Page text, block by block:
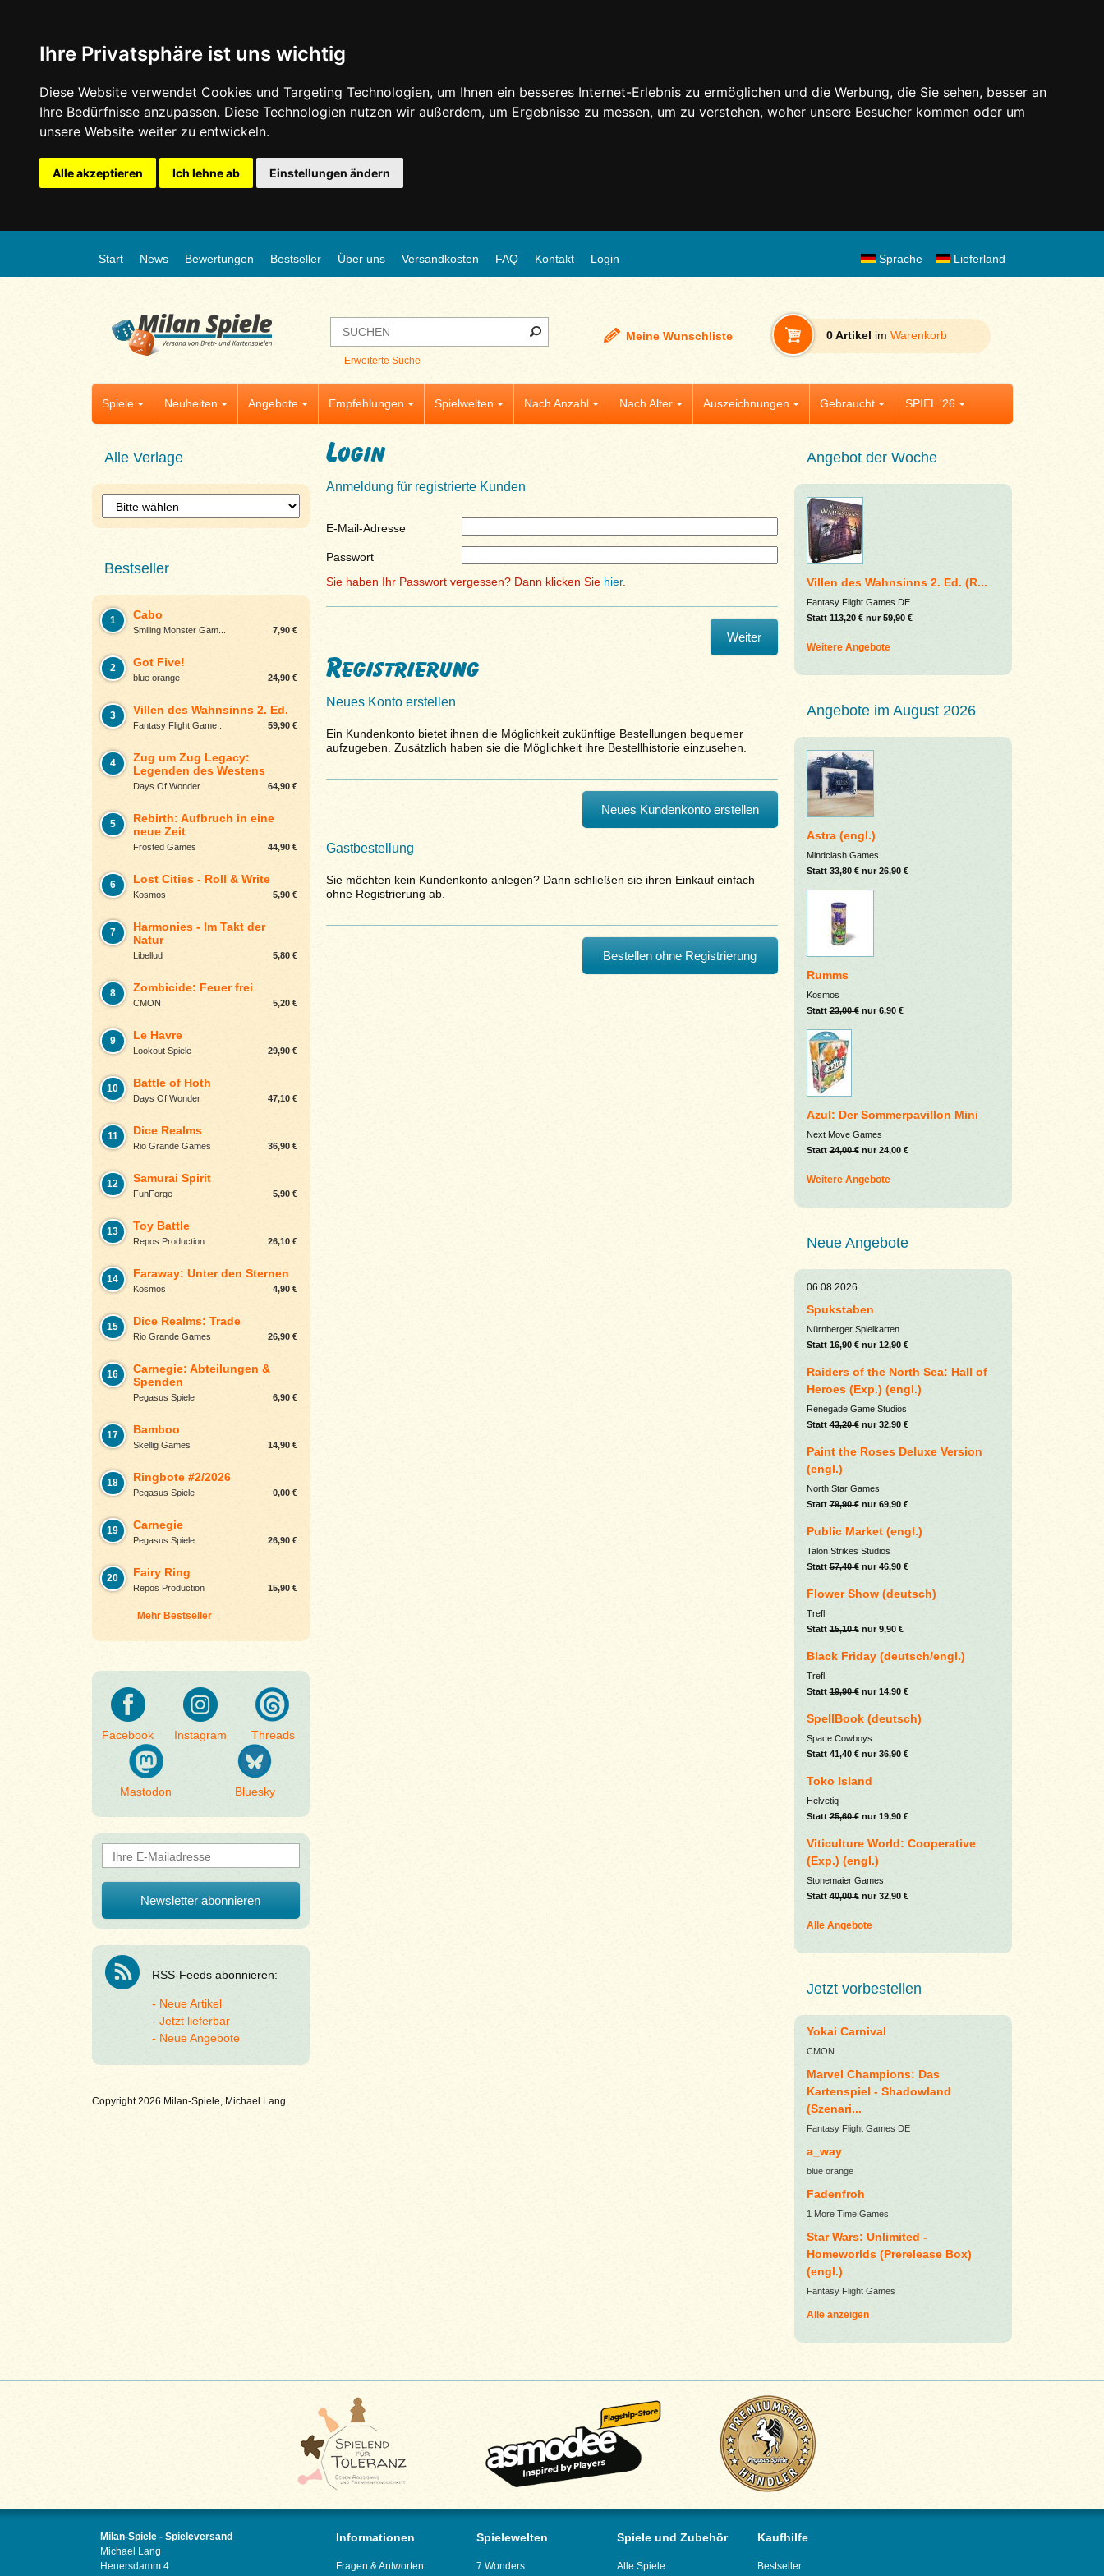
Ihre Privatsphäre ist uns wichtig
Diese Website verwendet Cookies und Targeting Technologien, um Ihnen ein besseres Internet-Erlebnis zu ermöglichen und die Werbung, die Sie sehen, besser an
Ihre Bedürfnisse anzupassen. Diese Technologien nutzen wir außerdem, um Ergebnisse zu messen, um zu verstehen, woher unsere Besucher kommen oder um
unsere Website weiter zu entwickeln.
Alle akzeptieren Ich lehne ab Einstellungen ändern
Start News Bewertungen Bestseller Über uns Versandkosten FAQ Kontakt Login Lieferland
Sprache
Erweiterte Suche
Meine Wunschliste 0 Artikel im Warenkorb
Spiele Neuheiten Angebote Empfehlungen Spielwelten Nach Anzahl Nach Alter Auszeichnungen Gebraucht SPIEL '26
Alle Verlage
Bestseller
1 Cabo
Smiling Monster Gam... 7,90 €
2 Got Five!
blue orange 24,90 €
3 Villen des Wahnsinns 2. Ed.
Fantasy Flight Game... 59,90 €
4
Zug um Zug Legacy:
Legenden des Westens
Days Of Wonder 64,90 €
5
Rebirth: Aufbruch in eine
neue Zeit
Frosted Games 44,90 €
6 Lost Cities - Roll & Write
Kosmos 5,90 €
7
Harmonies - Im Takt der
Natur
Libellud 5,80 €
8 Zombicide: Feuer frei
CMON 5,20 €
9 Le Havre
Lookout Spiele 29,90 €
10 Battle of Hoth
Days Of Wonder 47,10 €
11 Dice Realms
Rio Grande Games 36,90 €
12 Samurai Spirit
FunForge 5,90 €
13 Toy Battle
Repos Production 26,10 €
14 Faraway: Unter den Sternen
Kosmos 4,90 €
15 Dice Realms: Trade
Rio Grande Games 26,90 €
16
Carnegie: Abteilungen &
Spenden
Pegasus Spiele 6,90 €
17 Bamboo
Skellig Games 14,90 €
18 Ringbote #2/2026
Pegasus Spiele 0,00 €
19 Carnegie
Pegasus Spiele 26,90 €
20 Fairy Ring
Repos Production 15,90 €
Mehr Bestseller
Facebook Instagram Threads
Mastodon Bluesky
RSS-Feeds abonnieren:
Neue Artikel
Jetzt lieferbar
Neue Angebote
Copyright 2026 Milan-Spiele, Michael Lang
Login
Anmeldung für registrierte Kunden
E-Mail-Adresse
Passwort
Sie haben Ihr Passwort vergessen? Dann klicken Sie hier.
Registrierung
Neues Konto erstellen
Ein Kundenkonto bietet ihnen die Möglichkeit zukünftige Bestellungen bequemer
aufzugeben. Zusätzlich haben sie die Möglichkeit ihre Bestellhistorie einzusehen.
Neues Kundenkonto erstellen
Gastbestellung
Sie möchten kein Kundenkonto anlegen? Dann schließen sie ihren Einkauf einfach
ohne Registrierung ab.
Bestellen ohne Registrierung
Angebot der Woche
Villen des Wahnsinns 2. Ed. (R...
Fantasy Flight Games DE
Statt113,20 €nur 59,90 €
Weitere Angebote
Angebote im August 2026
Astra (engl.)
Mindclash Games
Statt33,80 €nur 26,90 €
Rumms
Kosmos
Statt23,00 €nur 6,90 €
Azul: Der Sommerpavillon Mini
Next Move Games
Statt24,00 €nur 24,00 €
Weitere Angebote
Neue Angebote
06.08.2026
Spukstaben
Nürnberger Spielkarten
Statt16,90 €nur 12,90 €
Raiders of the North Sea: Hall of
Heroes (Exp.) (engl.)
Renegade Game Studios
Statt43,20 €nur 32,90 €
Paint the Roses Deluxe Version
(engl.)
North Star Games
Statt79,90 €nur 69,90 €
Public Market (engl.)
Talon Strikes Studios
Statt57,40 €nur 46,90 €
Flower Show (deutsch)
Trefl
Statt15,10 €nur 9,90 €
Black Friday (deutsch/engl.)
Trefl
Statt19,90 €nur 14,90 €
SpellBook (deutsch)
Space Cowboys
Statt41,40 €nur 36,90 €
Toko Island
Helvetiq
Statt25,60 €nur 19,90 €
Viticulture World: Cooperative
(Exp.) (engl.)
Stonemaier Games
Statt40,00 €nur 32,90 €
Alle Angebote
Jetzt vorbestellen
Yokai Carnival
CMON
Marvel Champions: Das
Kartenspiel - Shadowland
(Szenari...
Fantasy Flight Games DE
a_way
blue orange
Fadenfroh
1 More Time Games
Star Wars: Unlimited -
Homeworlds (Prerelease Box)
(engl.)
Fantasy Flight Games
Alle anzeigen
Milan-Spiele - Spieleversand
Michael Lang
Heuersdamm 4
Informationen
Fragen & Antworten
Spielewelten
7 Wonders
Spiele und Zubehör
Alle Spiele
Kaufhilfe
Bestseller